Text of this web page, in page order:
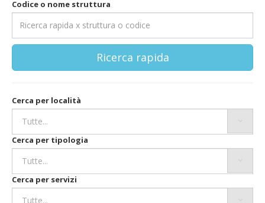
Codice o nome struttura
Ricerca rapida
Cerca per località
Cerca per tipologia
Cerca per servizi